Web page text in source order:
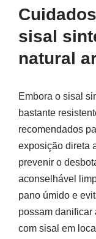
sisal
natural
Embora o sisal
bastante
recomendados
exposição direta
prevenir o
aconselhável
pano úmido e
possam danificar
com sisal em